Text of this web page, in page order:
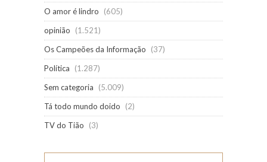
O amor é lindro
(605)
opinião
(1.521)
Os Campeões da Informação
(37)
Política
(1.287)
Sem categoria
(5.009)
Tá todo mundo doido
(2)
TV do Tião
(3)